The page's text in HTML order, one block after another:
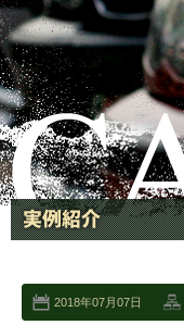
2018年07月07日